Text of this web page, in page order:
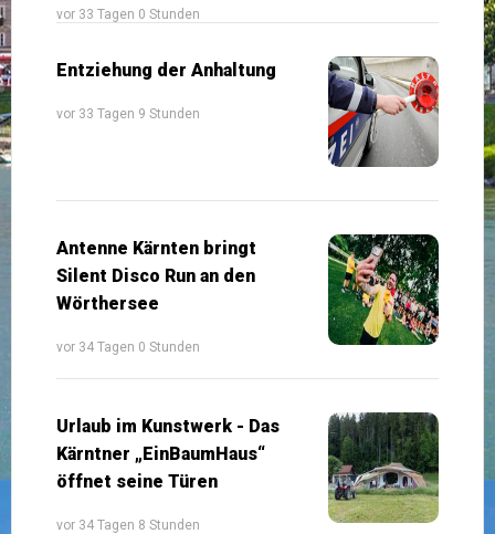
vor 33 Tagen 0 Stunden
Entziehung der Anhaltung
vor 33 Tagen 9 Stunden
Antenne Kärnten bringt
Silent Disco Run an den
Wörthersee
vor 34 Tagen 0 Stunden
Urlaub im Kunstwerk - Das
Kärntner „EinBaumHaus“
öffnet seine Türen
vor 34 Tagen 8 Stunden